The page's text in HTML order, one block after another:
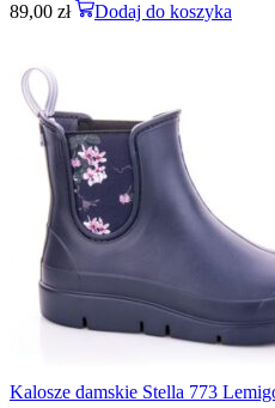
89,00 zł Dodaj do koszyka
Kalosze damskie Stella 773